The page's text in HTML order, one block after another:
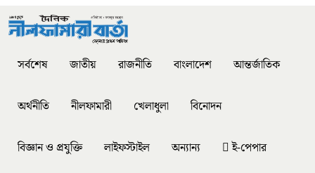
সর্বশেষ জাতীয় রাজনীতি বাংলাদেশ আন্তর্জাতিক
অর্থনীতি নীলফামারী খেলাধুলা বিনোদন
বিজ্ঞান ও প্রযুক্তি লাইফস্টাইল অন্যান্য ই-পেপার